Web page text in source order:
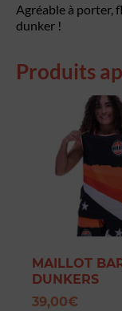
Agréable à porter,
dunker !
Produits
MAILLOT
DUNKERS
39,00€